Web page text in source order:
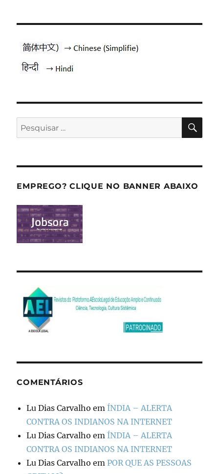
Pesquisar
por:
EMPREGO? CLIQUE NO BANNER ABAIXO
COMENTÁRIOS
Lu Dias Carvalho em ÍNDIA – ALERTA
CONTRA OS INDIANOS NA INTERNET
Lu Dias Carvalho em ÍNDIA – ALERTA
CONTRA OS INDIANOS NA INTERNET
Lu Dias Carvalho emPOR QUE AS PESSOAS